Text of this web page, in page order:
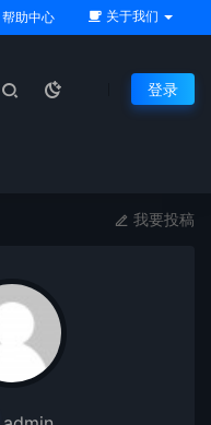
帮助中心 关于我们
登录
我要投稿